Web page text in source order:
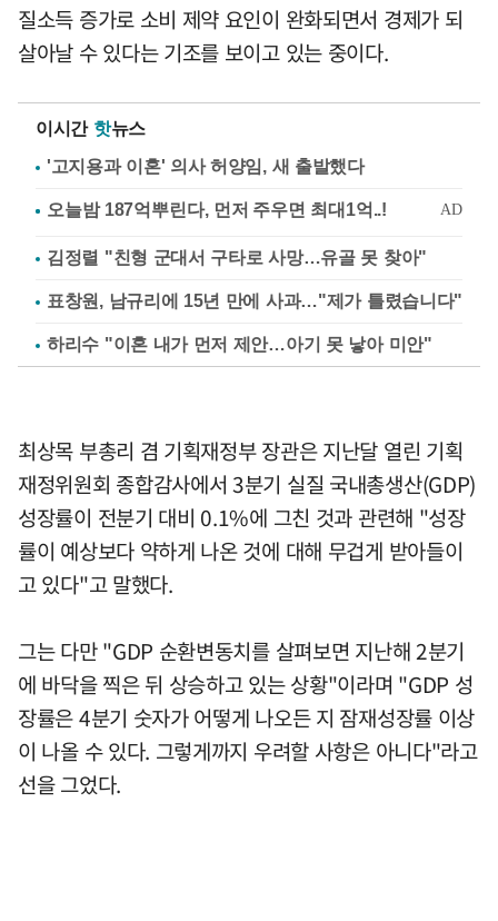
질소득 증가로 소비 제약 요인이 완화되면서 경제가 되
살아날 수 있다는 기조를 보이고 있는 중이다.
이시간 핫뉴스
'고지용과 이혼' 의사 허양임, 새 출발했다
김정렬 "친형 군대서 구타로 사망…유골 못 찾아"
표창원, 남규리에 15년 만에 사과…"제가 틀렸습니다"
하리수 "이혼 내가 먼저 제안…아기 못 낳아 미안"
최상목 부총리 겸 기획재정부 장관은 지난달 열린 기획
재정위원회 종합감사에서 3분기 실질 국내총생산(GDP)
성장률이 전분기 대비 0.1%에 그친 것과 관련해 "성장
률이 예상보다 약하게 나온 것에 대해 무겁게 받아들이
고 있다"고 말했다.
그는 다만 "GDP 순환변동치를 살펴보면 지난해 2분기
에 바닥을 찍은 뒤 상승하고 있는 상황"이라며 "GDP 성
장률은 4분기 숫자가 어떻게 나오든 지 잠재성장률 이상
이 나올 수 있다. 그렇게까지 우려할 사항은 아니다"라고
선을 그었다.